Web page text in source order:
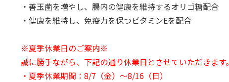
・善玉菌を増やし、腸内の健康を維持するオリゴ糖配合
・健康を維持し、免疫力を保つビタミンEを配合
※夏季休業日のご案内※
誠に勝手ながら、下記の通り休業日とさせていただきます。
・夏季休業期間：8/7（金）～8/16（日）